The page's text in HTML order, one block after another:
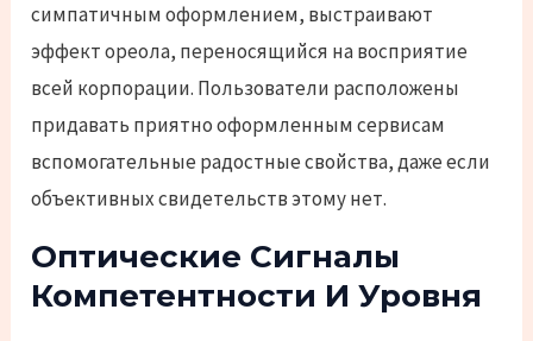
симпатичным оформлением, выстраивают
эффект ореола, переносящийся на восприятие
всей корпорации. Пользователи расположены
придавать приятно оформленным сервисам
вспомогательные радостные свойства, даже если
объективных свидетельств этому нет.
Оптические Сигналы
Компетентности И Уровня